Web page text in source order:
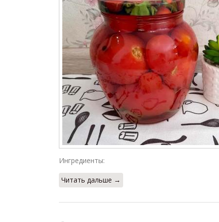
Ингредиенты:
Читать дальше →